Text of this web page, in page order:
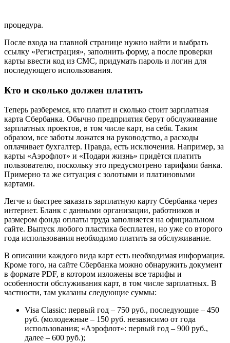
процедура.
После входа на главной странице нужно найти и выбрать
ссылку «Регистрация», заполнить форму, а после проверки
карты ввести код из СМС, придумать пароль и логин для
последующего использования.
Кто и сколько должен платить
Теперь разберемся, кто платит и сколько стоит зарплатная
карта Сбербанка. Обычно предприятия берут обслуживание
зарплатных проектов, в том числе карт, на себя. Таким
образом, все заботы ложатся на руководство, а расходы
оплачивает бухгалтер. Правда, есть исключения. Например, за
карты «Аэрофлот» и «Подари жизнь» придётся платить
пользователю, поскольку это предусмотрено тарифами банка.
Примерно та же ситуация с золотыми и платиновыми
картами.
Легче и быстрее заказать зарплатную карту Сбербанка через
интернет. Бланк с данными организации, работников и
размером фонда оплаты труда заполняется на официальном
сайте. Выпуск любого пластика бесплатен, но уже со второго
года использования необходимо платить за обслуживание.
В описании каждого вида карт есть необходимая информация.
Кроме того, на сайте Сбербанка можно обнаружить документ
в формате PDF, в котором изложены все тарифы и
особенности обслуживания карт, в том числе зарплатных. В
частности, там указаны следующие суммы:
Visa Classic: первый год – 750 руб., последующие – 450
руб. (молодежные – 150 руб. независимо от года
использования; «Аэрофлот»: первый год – 900 руб.,
далее – 600 руб.);